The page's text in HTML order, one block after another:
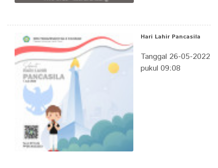
Hari Lahir Pancasila
Tanggal 26-05-2022
pukul 09:08